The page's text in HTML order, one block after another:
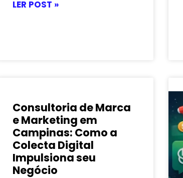
LER POST »
Consultoria de Marca
e Marketing em
Campinas: Como a
Colecta Digital
Impulsiona seu
Negócio